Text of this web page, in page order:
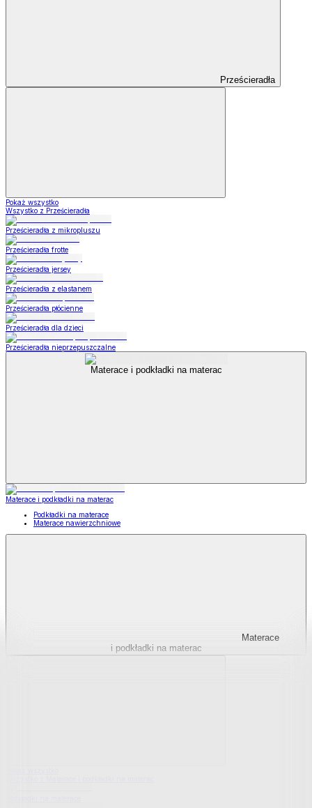
Prześcieradła
Pokaż wszystko
Wszystko z Prześcieradła
Prześcieradła z mikropluszu
Prześcieradła frotte
Prześcieradła jersey
Prześcieradła z elastanem
Prześcieradła płócienne
Prześcieradła dla dzieci
Prześcieradła nieprzepuszczalne
Materace i podkładki na materac
Materace i podkładki na materac
Podkładki na materace
Materace nawierzchniowe
Materace
i podkładki na materac